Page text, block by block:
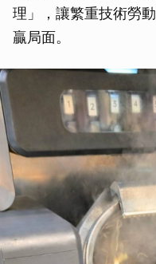
理」，讓繁重技術勞
贏局面。